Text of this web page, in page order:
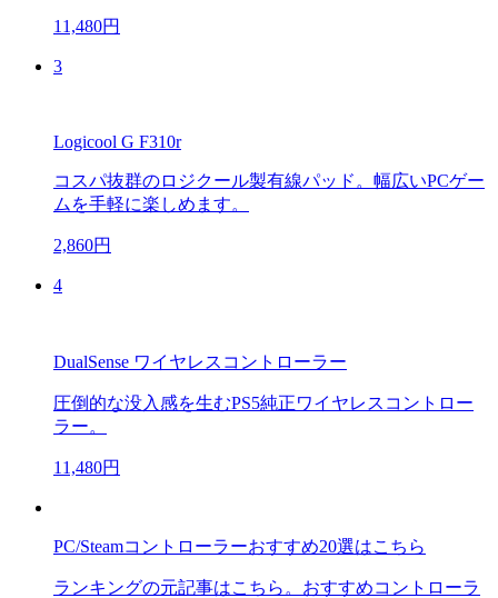
11,480円
3
Logicool G F310r
コスパ抜群のロジクール製有線パッド。幅広いPCゲー
ムを手軽に楽しめます。
2,860円
4
DualSense ワイヤレスコントローラー
圧倒的な没入感を生むPS5純正ワイヤレスコントロー
ラー。
11,480円
PC/Steamコントローラーおすすめ20選はこちら
ランキングの元記事はこちら。おすすめコントローラ